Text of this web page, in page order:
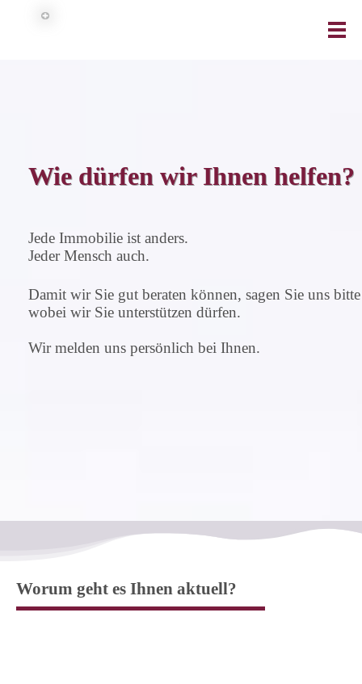
Wie dürfen wir Ihnen helfen?
Jede Immobilie ist anders.
Jeder Mensch auch.
Damit wir Sie gut beraten können, sagen Sie uns
wobei wir Sie unterstützen dürfen.
Wir melden uns persönlich bei Ihnen.
Worum geht es Ihnen aktuell?